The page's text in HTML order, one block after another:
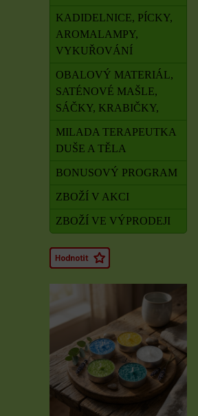
KADIDELNICE, PÍCKY,
AROMALAMPY,
VYKUŘOVÁNÍ
OBALOVÝ MATERIÁL,
SATÉNOVÉ MAŠLE,
SÁČKY, KRABIČKY,
MILADA TERAPEUTKA
DUŠE A TĚLA
BONUSOVÝ PROGRAM
ZBOŽÍ V AKCI
ZBOŽÍ VE VÝPRODEJI